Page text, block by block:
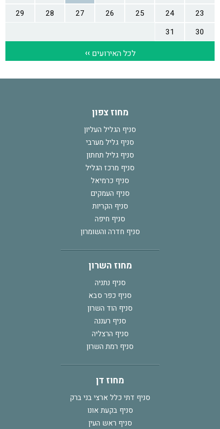
מחוז צפון
סניף הגליל העליון
סניף גליל מערבי
סניף גליל תחתון
סניף מרכז הגליל
סניף כרמיאל
סניף העמקים
סניף הקריות
סניף חיפה
סניף חדרה והשומרון
מחוז השרון
סניף נתניה
סניף כפר סבא
סניף הוד השרון
סניף רעננה
סניף הרצליה
סניף רמת השרון
מחוז דן
סניף דתי כלל ארצי בני ברק
סניף בקעת אונו
סניף ראש העין